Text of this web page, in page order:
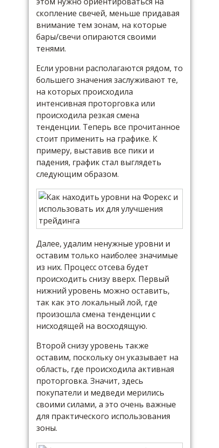
скопление свечей, меньше придавая
внимание тем зонам, на которые
бары/свечи опираются своими
тенями.
Если уровни располагаются рядом, то
большего значения заслуживают те,
на которых происходила
интенсивная проторговка или
происходила резкая смена
тенденции. Теперь все прочитанное
стоит применить на графике. К
примеру, выставив все пики и
падения, график стал выглядеть
следующим образом.
Далее, удалим ненужные уровни и
оставим только наиболее значимые
из них. Процесс отсева будет
происходить снизу вверх. Первый
нижний уровень можно оставить,
так как это локальный лой, где
произошла смена тенденции с
нисходящей на восходящую.
Второй снизу уровень также
оставим, поскольку он указывает на
область, где происходила активная
проторговка. Значит, здесь
покупатели и медведи мерились
своими силами, а это очень важные
для практического использования
зоны.